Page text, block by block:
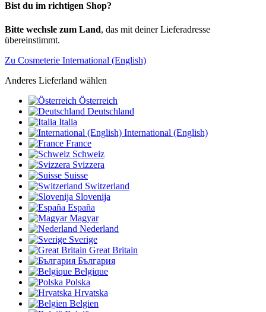
Bist du im richtigen Shop?
Bitte wechsle zum Land, das mit deiner Lieferadresse
übereinstimmt.
Zu Cosmeterie International (English)
Anderes Lieferland wählen
Österreich
Deutschland
Italia
International (English)
France
Schweiz
Svizzera
Suisse
Switzerland
Slovenija
España
Magyar
Nederland
Sverige
Great Britain
България
Belgique
Polska
Hrvatska
Belgien